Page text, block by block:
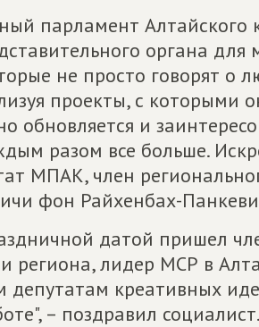
парламент Алтайского
органа для
не просто говорят о
проекты, с которыми
обновляется и
разом все больше.
МПАК, член
фон Райхенбах-
датой пришел
региона, лидер МСР в
креативных
– поздравил социалист.